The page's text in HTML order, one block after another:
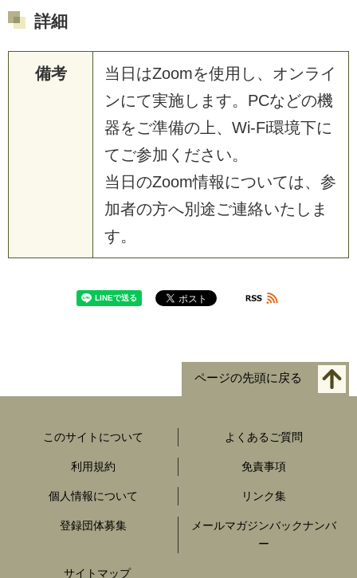
詳細
備考
当日はZoomを使用し、オンライ
ンにて実施します。PCなどの機
器をご準備の上、Wi-Fi環境下に
てご参加ください。
当日のZoom情報については、参
加者の方へ別途ご連絡いたしま
す。
ページの先頭に戻る
このサイトについて よくあるご質問
利用規約 免責事項
個人情報について リンク集
登録団体募集
メールマガジンバックナンバ
ー
サイトマップ